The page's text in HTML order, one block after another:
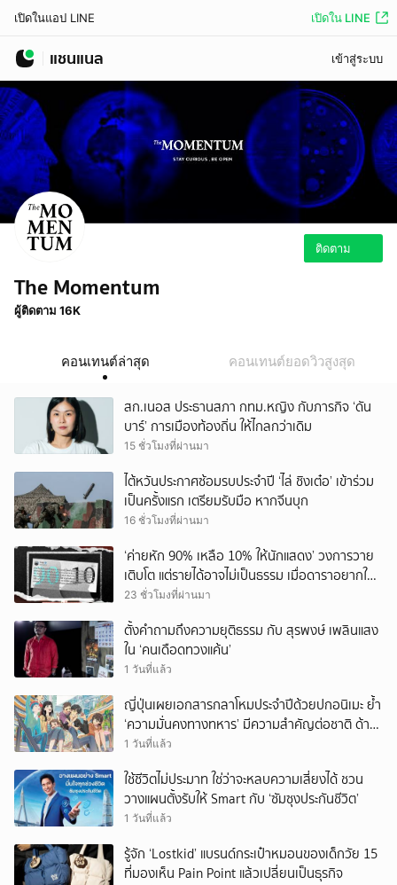
เปิดในแอป LINE เปิดใน LINE
แชนแนล เข้าสู่ระบบ
ติดตาม
The Momentum
ผู้ติดตาม 16K
คอนเทนต์ล่าสุด คอนเทนต์ยอดวิวสูงสุด
สก.เนอส ประธานสภา กทม.หญิง กับภารกิจ ‘ดัน
บาร์’ การเมืองท้องถิ่น ให้ไกลกว่าเดิม
15 ชั่วโมงที่ผ่านมา
ไต้หวันประกาศซ้อมรบประจำปี ‘ไล่ ชิงเต๋อ’ เข้าร่วม
เป็นครั้งแรก เตรียมรับมือ หากจีนบุก
16 ชั่วโมงที่ผ่านมา
‘ค่ายหัก 90% เหลือ 10% ให้นักแสดง’ วงการวาย
เติบโต แต่รายได้อาจไม่เป็นธรรม เมื่อดาราอยากให้มี
‘สัญญามาตรฐาน’
23 ชั่วโมงที่ผ่านมา
ตั้งคำถามถึงความยุติธรรม กับ สุรพงษ์ เพลินแสง
ใน ‘คนเดือดทวงแค้น’
1 วันที่แล้ว
ญี่ปุ่นเผยเอกสารกลาโหมประจำปีด้วยปกอนิเมะ ย้ำ
‘ความมั่นคงทางทหาร’ มีความสำคัญต่อชาติ ด้าน
จีนเตือน ขออย่าซ้ำรอยประวัติศาสตร์
1 วันที่แล้ว
ใช้ชีวิตไม่ประมาท ใช่ว่าจะหลบความเสี่ยงได้ ชวน
วางแผนตั้งรับให้ Smart กับ ‘ซัมซุงประกันชีวิต’
1 วันที่แล้ว
รู้จัก ‘Lostkid’ แบรนด์กระเป๋าหมอนของเด็กวัย 15
ที่มองเห็น Pain Point แล้วเปลี่ยนเป็นธุรกิจ